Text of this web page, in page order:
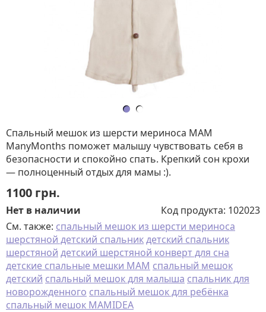
Спальный мешок из шерсти мериноса MAM
ManyMonths поможет малышу чувствовать себя в
безопасности и спокойно спать. Крепкий сон крохи
— полноценный отдых для мамы :).
1100 грн.
Нет в наличии Код продукта: 102023
См. также: спальный мешок из шерсти мериноса
шерстяной детский спальникдетский спальник
шерстяной детский шерстяной конверт для сна
детские спальные мешки MAM спальный мешок
детский спальный мешок для малыша спальник для
новорожденного спальный мешок для ребёнка
спальный мешок MAMIDEA